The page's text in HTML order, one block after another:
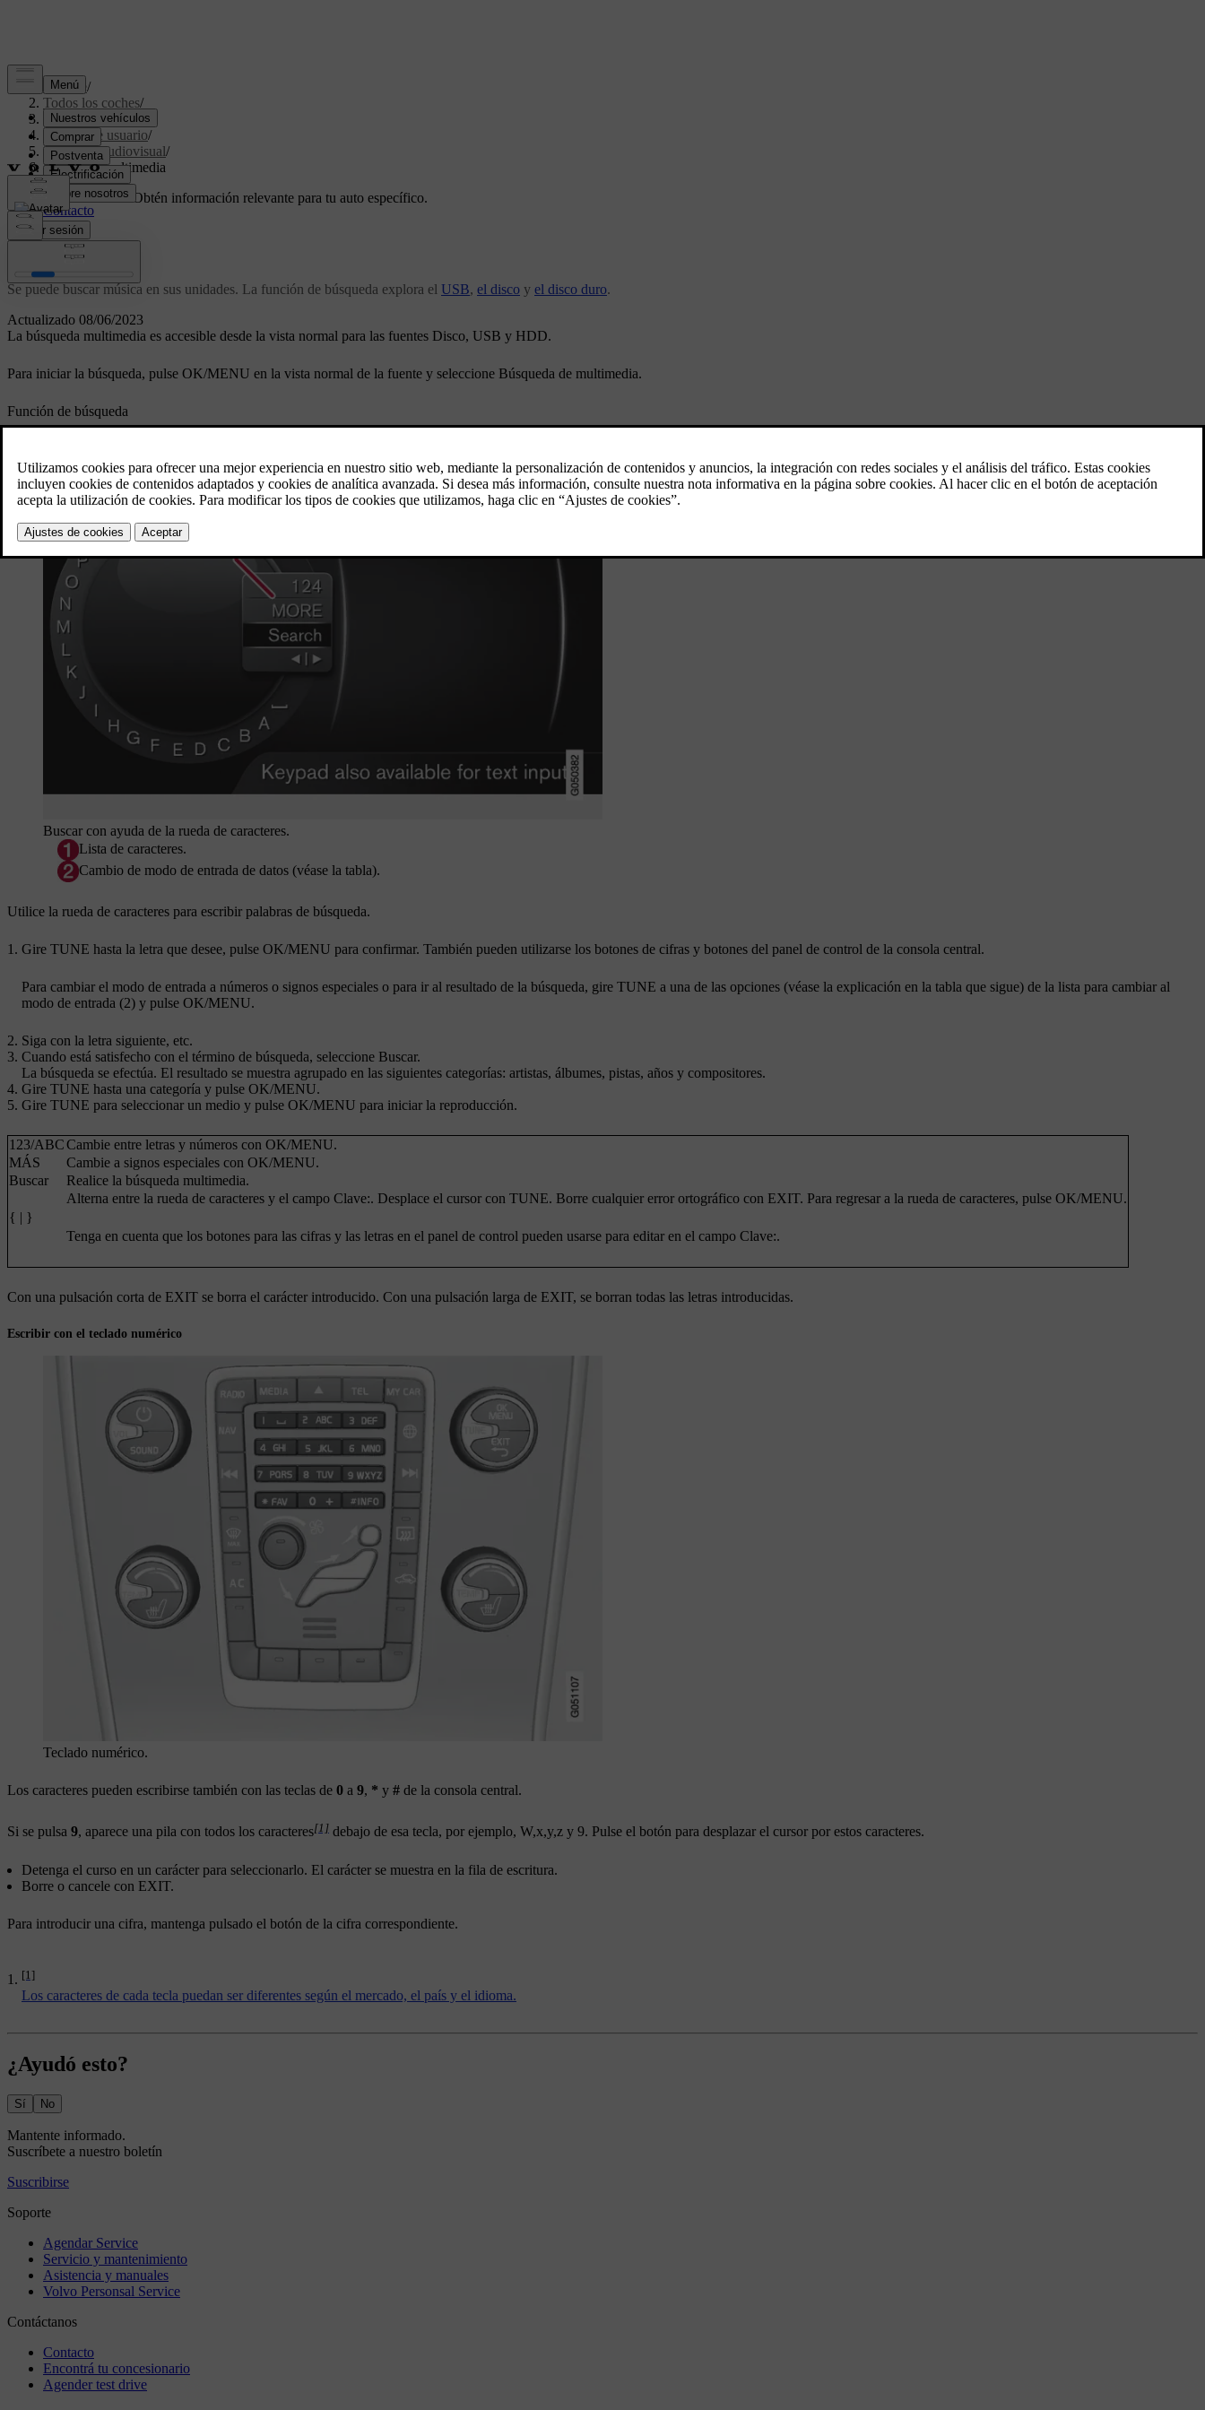
Soporte/
Todos los coches/
V70 2016 /
Manual de usuario/
Sistema audiovisual/
Búsqueda multimedia
Soporte personalizado Obtén información relevante para tu auto específico.
Iniciar sesión
Actualizado 08/06/2023
Búsqueda multimedia
Se puede buscar música en sus unidades. La función de búsqueda explora el USB, el disco y el disco duro.
La búsqueda multimedia es accesible desde la vista normal para las fuentes Disco, USB y HDD.
Para iniciar la búsqueda, pulse OK/MENU en la vista normal de la fuente y seleccione Búsqueda de multimedia.
Función de búsqueda
Buscar con ayuda de la rueda de caracteres.
Lista de caracteres.
Cambio de modo de entrada de datos (véase la tabla).
Utilice la rueda de caracteres para escribir palabras de búsqueda.
Gire TUNE hasta la letra que desee, pulse OK/MENU para confirmar. También pueden utilizarse los botones de cifras y botones del panel de control de la consola central.
Para cambiar el modo de entrada a números o signos especiales o para ir al resultado de la búsqueda, gire TUNE a una de las opciones (véase la explicación en la tabla que sigue) de la lista para cambiar al
modo de entrada (2) y pulse OK/MENU.
Siga con la letra siguiente, etc.
Cuando está satisfecho con el término de búsqueda, seleccione Buscar.
La búsqueda se efectúa. El resultado se muestra agrupado en las siguientes categorías: artistas, álbumes, pistas, años y compositores.
Gire TUNE hasta una categoría y pulse OK/MENU.
Gire TUNE para seleccionar un medio y pulse OK/MENU para iniciar la reproducción.
123/ABCCambie entre letras y números con OK/MENU.
MÁS
Cambie a signos especiales con OK/MENU.
Buscar
Realice la búsqueda multimedia.
{ | }
Alterna entre la rueda de caracteres y el campo Clave:. Desplace el cursor con TUNE. Borre cualquier error ortográfico con EXIT. Para regresar a la rueda de caracteres, pulse OK/MENU.
Tenga en cuenta que los botones para las cifras y las letras en el panel de control pueden usarse para editar en el campo Clave:.
Con una pulsación corta de EXIT se borra el carácter introducido. Con una pulsación larga de EXIT, se borran todas las letras introducidas.
Escribir con el teclado numérico
Teclado numérico.
Los caracteres pueden escribirse también con las teclas de 0 a 9, * y # de la consola central.
Si se pulsa 9, aparece una pila con todos los caracteres[1] debajo de esa tecla, por ejemplo, W,x,y,z y 9. Pulse el botón para desplazar el cursor por estos caracteres.
Detenga el curso en un carácter para seleccionarlo. El carácter se muestra en la fila de escritura.
Borre o cancele con EXIT.
Para introducir una cifra, mantenga pulsado el botón de la cifra correspondiente.
[1]
Los caracteres de cada tecla puedan ser diferentes según el mercado, el país y el idioma.
¿Ayudó esto?
Sí No